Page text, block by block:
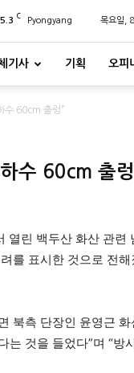
C Pyongyang 목요일,
기사 기획 오피
수 60cm 출렁”
수 60cm 출
린 백두산 화산 관련
를 표시한 것으로 전해
북측 단장인 윤영근
것을 들었다”며 “방